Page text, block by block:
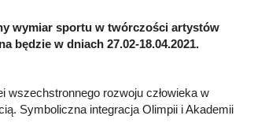
wymiar sportu w twórczości artystów
będzie w dniach 27.02-18.04.2021.
wszechstronnego rozwoju człowieka w
Symboliczna integracja Olimpii i Akademii